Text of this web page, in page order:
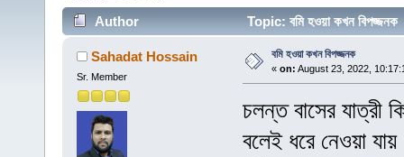
Author Topic: বমি হওয়া কখন
Sahadat Hossain
Sr. Member
বমি হওয়া কখন বিপজ্জনক
« on: August 23, 2022,
চলন্ত বাসের যাত্রী
বলেই ধরে নেওয়া